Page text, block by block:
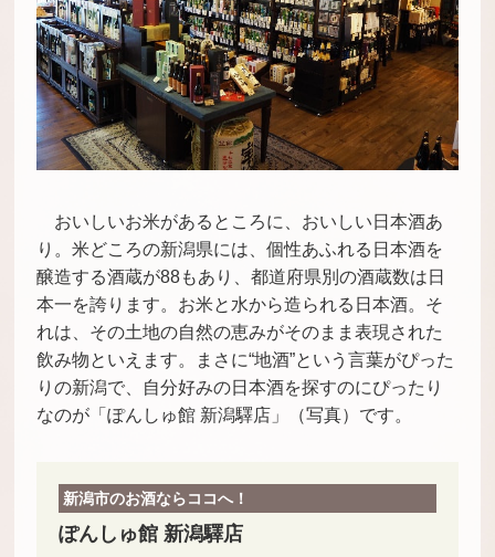
おいしいお米があるところに、おいしい日本酒あ
り。米どころの新潟県には、個性あふれる日本酒を
醸造する酒蔵が88もあり、都道府県別の酒蔵数は日
本一を誇ります。お米と水から造られる日本酒。そ
れは、その土地の自然の恵みがそのまま表現された
飲み物といえます。まさに“地酒”という言葉がぴった
りの新潟で、自分好みの日本酒を探すのにぴったり
なのが「ぽんしゅ館 新潟驛店」（写真）です。
新潟市のお酒ならココへ！
ぽんしゅ館 新潟驛店